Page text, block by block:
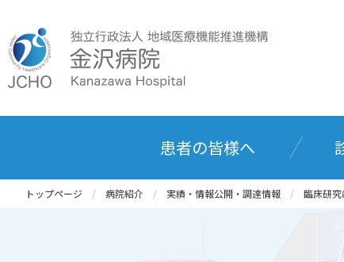
患者の皆様へ
トップページ 病院紹介 実績・情報公開・調達情報 臨床研